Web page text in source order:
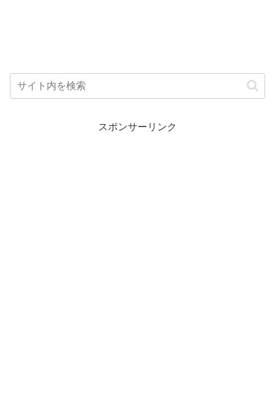
スポンサーリンク